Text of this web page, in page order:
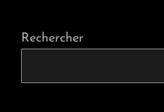
Rechercher